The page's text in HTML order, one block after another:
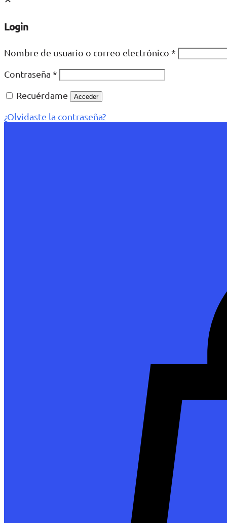
Login
Nombre de usuario o correo electrónico *
Contraseña *
Recuérdame
Acceder
¿Olvidaste la contraseña?